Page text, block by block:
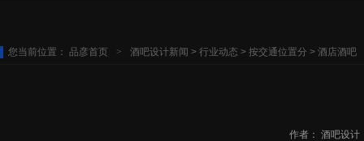
您当前位置： 品彦首页 > 酒吧设计新闻 > 行业动态 > 按交通位置分 > 酒店酒吧
作者： 酒吧设计